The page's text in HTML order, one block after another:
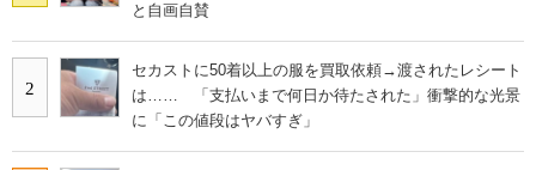
と自画自賛
2
セカストに50着以上の服を買取依頼→渡されたレシート
は…… 「支払いまで何日か待たされた」衝撃的な光景
に「この値段はヤバすぎ」